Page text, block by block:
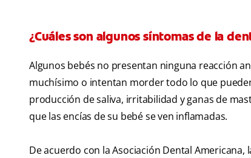
¿Cuáles son algunos síntomas de la
Algunos bebés no presentan ninguna reacción
muchísimo o intentan morder todo lo que
producción de saliva, irritabilidad y ganas de
que las encías de su bebé se ven inflamadas.
De acuerdo con la Asociación Dental